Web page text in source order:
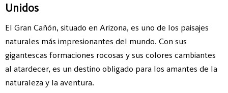
Unidos
El Gran Cañón, situado en Arizona, es uno de los paisajes
naturales más impresionantes del mundo. Con sus
gigantescas formaciones rocosas y sus colores cambiantes
al atardecer, es un destino obligado para los amantes de la
naturaleza y la aventura.